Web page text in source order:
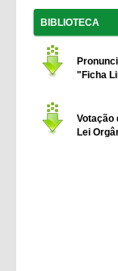
BIBLIOTECA
"Ficha
Votação
Lei